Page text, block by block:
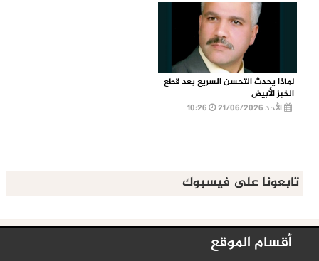
لماذا يحدث التحسن السريع بعد قطع
الخبز الأبيض
الأحد 21/06/2026
تابعونا على فيسبوك
أقسام الموقع